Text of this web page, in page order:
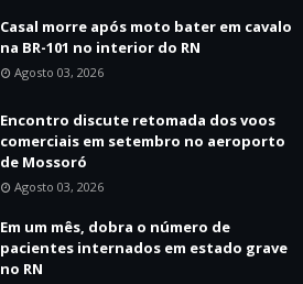
Casal morre após moto bater em cavalo
na BR-101 no interior do RN
Agosto 03, 2026
Encontro discute retomada dos voos
comerciais em setembro no aeroporto
de Mossoró
Agosto 03, 2026
Em um mês, dobra o número de
pacientes internados em estado grave
no RN